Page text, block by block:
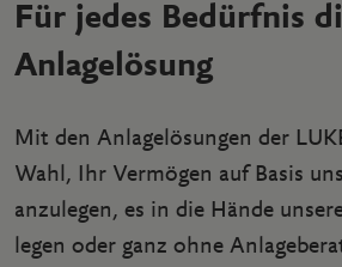
Für jedes Bedürfnis
Anlagelösung
Mit den Anlagelösungen der
Wahl, Ihr Vermögen auf Basis
anzulegen, es in die Hände
legen oder ganz ohne